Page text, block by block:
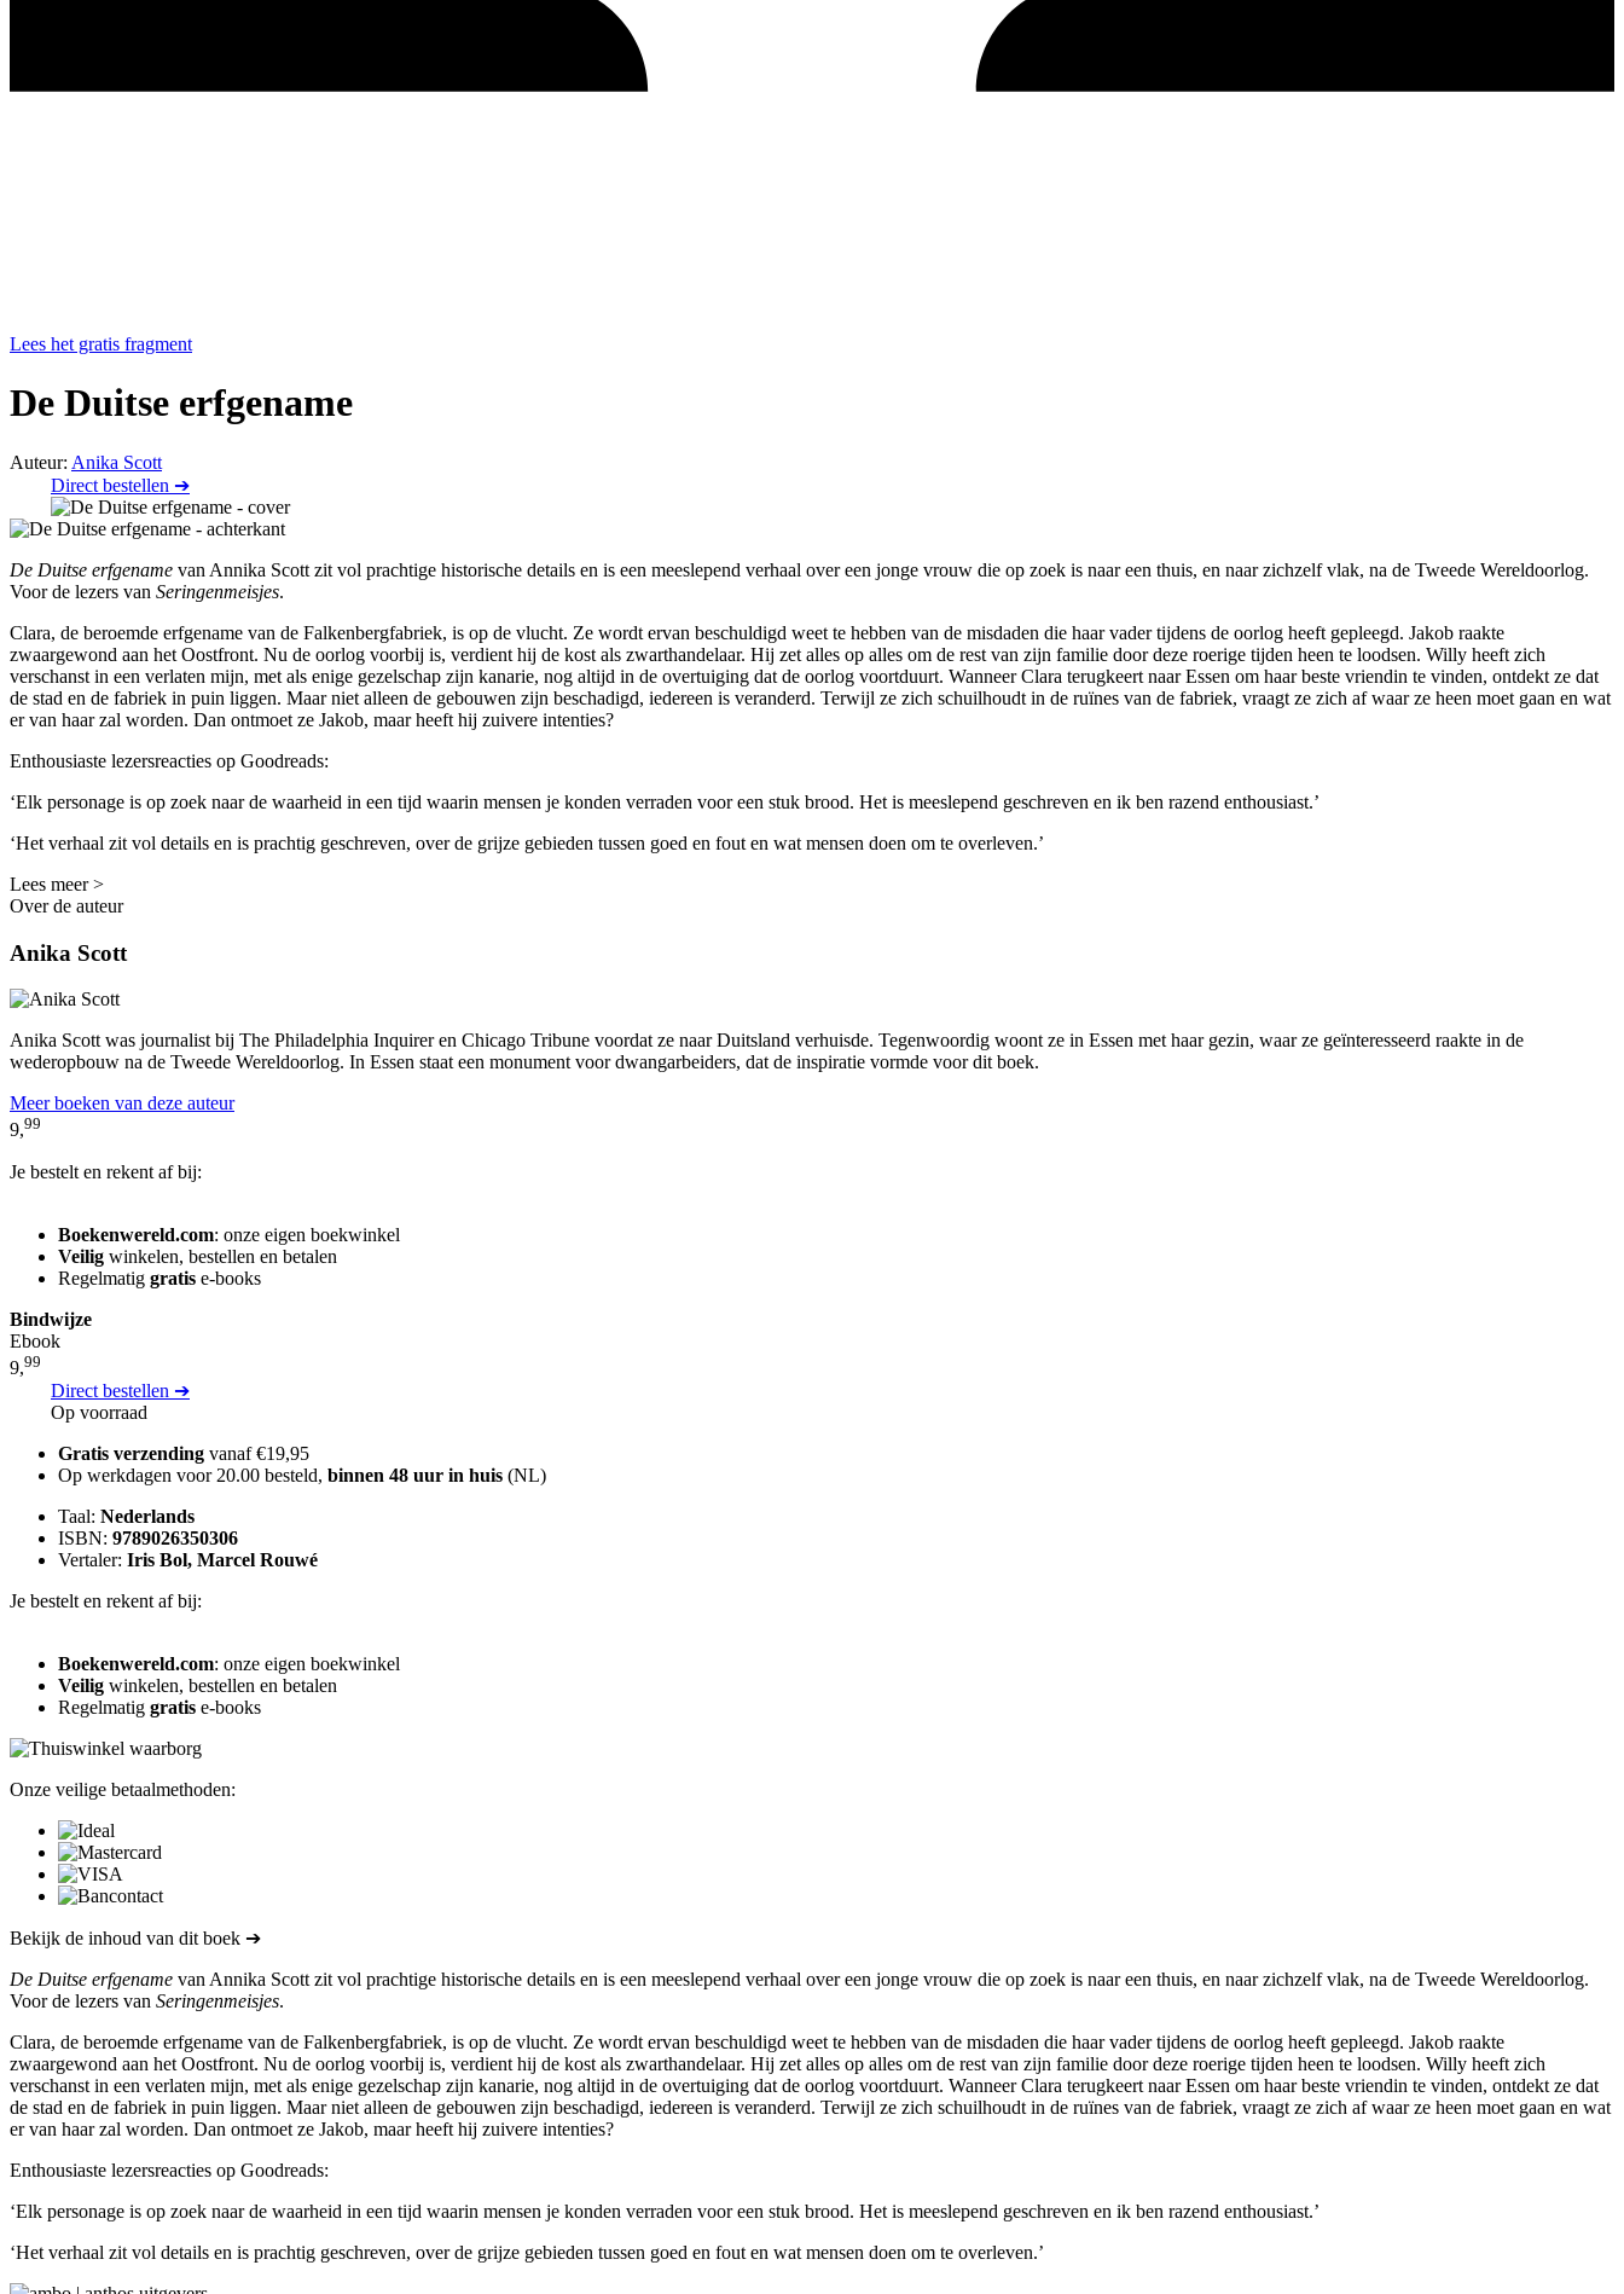
Lees het gratis fragment
De Duitse erfgename
Auteur: Anika Scott
Direct bestellen ➔
De Duitse erfgename van Annika Scott zit vol prachtige historische details en is een meeslepend verhaal over een jonge vrouw die op zoek is naar een thuis, en naar zichzelf vlak, na de Tweede Wereldoorlog.
Voor de lezers van Seringenmeisjes.
Clara, de beroemde erfgename van de Falkenbergfabriek, is op de vlucht. Ze wordt ervan beschuldigd weet te hebben van de misdaden die haar vader tijdens de oorlog heeft gepleegd. Jakob raakte
zwaargewond aan het Oostfront. Nu de oorlog voorbij is, verdient hij de kost als zwarthandelaar. Hij zet alles op alles om de rest van zijn familie door deze roerige tijden heen te loodsen. Willy heeft zich
verschanst in een verlaten mijn, met als enige gezelschap zijn kanarie, nog altijd in de overtuiging dat de oorlog voortduurt. Wanneer Clara terugkeert naar Essen om haar beste vriendin te vinden, ontdekt ze dat
de stad en de fabriek in puin liggen. Maar niet alleen de gebouwen zijn beschadigd, iedereen is veranderd. Terwijl ze zich schuilhoudt in de ruïnes van de fabriek, vraagt ze zich af waar ze heen moet gaan en wat
er van haar zal worden. Dan ontmoet ze Jakob, maar heeft hij zuivere intenties?
Enthousiaste lezersreacties op Goodreads:
‘Elk personage is op zoek naar de waarheid in een tijd waarin mensen je konden verraden voor een stuk brood. Het is meeslepend geschreven en ik ben razend enthousiast.’
‘Het verhaal zit vol details en is prachtig geschreven, over de grijze gebieden tussen goed en fout en wat mensen doen om te overleven.’
Lees meer >
Over de auteur
Anika Scott
Anika Scott was journalist bij The Philadelphia Inquirer en Chicago Tribune voordat ze naar Duitsland verhuisde. Tegenwoordig woont ze in Essen met haar gezin, waar ze geïnteresseerd raakte in de
wederopbouw na de Tweede Wereldoorlog. In Essen staat een monument voor dwangarbeiders, dat de inspiratie vormde voor dit boek.
Meer boeken van deze auteur
9,99
Je bestelt en rekent af bij:
Boekenwereld.com: onze eigen boekwinkel
Veilig winkelen, bestellen en betalen
Regelmatig gratis e-books
Bindwijze
Ebook
9,99
Direct bestellen ➔
Op voorraad
Gratis verzending vanaf €19,95
Op werkdagen voor 20.00 besteld, binnen 48 uur in huis (NL)
Taal: Nederlands
ISBN: 9789026350306
Vertaler: Iris Bol, Marcel Rouwé
Je bestelt en rekent af bij:
Boekenwereld.com: onze eigen boekwinkel
Veilig winkelen, bestellen en betalen
Regelmatig gratis e-books
Onze veilige betaalmethoden:
Bekijk de inhoud van dit boek ➔
De Duitse erfgename van Annika Scott zit vol prachtige historische details en is een meeslepend verhaal over een jonge vrouw die op zoek is naar een thuis, en naar zichzelf vlak, na de Tweede Wereldoorlog.
Voor de lezers van Seringenmeisjes.
Clara, de beroemde erfgename van de Falkenbergfabriek, is op de vlucht. Ze wordt ervan beschuldigd weet te hebben van de misdaden die haar vader tijdens de oorlog heeft gepleegd. Jakob raakte
zwaargewond aan het Oostfront. Nu de oorlog voorbij is, verdient hij de kost als zwarthandelaar. Hij zet alles op alles om de rest van zijn familie door deze roerige tijden heen te loodsen. Willy heeft zich
verschanst in een verlaten mijn, met als enige gezelschap zijn kanarie, nog altijd in de overtuiging dat de oorlog voortduurt. Wanneer Clara terugkeert naar Essen om haar beste vriendin te vinden, ontdekt ze dat
de stad en de fabriek in puin liggen. Maar niet alleen de gebouwen zijn beschadigd, iedereen is veranderd. Terwijl ze zich schuilhoudt in de ruïnes van de fabriek, vraagt ze zich af waar ze heen moet gaan en wat
er van haar zal worden. Dan ontmoet ze Jakob, maar heeft hij zuivere intenties?
Enthousiaste lezersreacties op Goodreads:
‘Elk personage is op zoek naar de waarheid in een tijd waarin mensen je konden verraden voor een stuk brood. Het is meeslepend geschreven en ik ben razend enthousiast.’
‘Het verhaal zit vol details en is prachtig geschreven, over de grijze gebieden tussen goed en fout en wat mensen doen om te overleven.’